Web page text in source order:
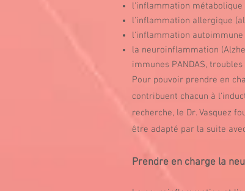
l'inflammation métabolique
l'inflammation allergique
l'inflammation
la neuroinflammation
immunes PANDAS,
Pour pouvoir prendre en
contribuent chacun à
recherche, le Dr. Vasquez
être adapté par la suite
Prendre en charge la